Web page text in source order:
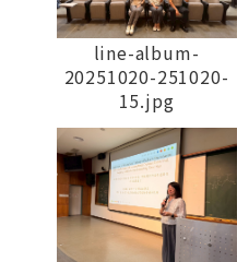
line-album-
20251020-251020-
15.jpg